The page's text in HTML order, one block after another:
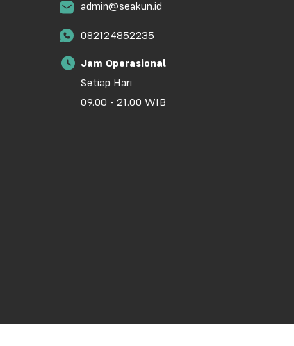
admin@seakun.id
082124852235
Jam Operasional
Setiap Hari
09.00 - 21.00 WIB